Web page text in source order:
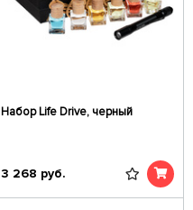
Набор Life Drive, черный
3 268 руб.